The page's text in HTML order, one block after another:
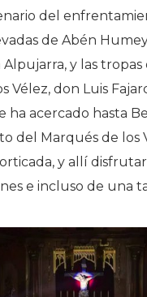
del
de Abén
Alpujarra, y las tropas
Vélez, don Luis
ha acercado hasta
del Marqués de los
y allí
e incluso de una